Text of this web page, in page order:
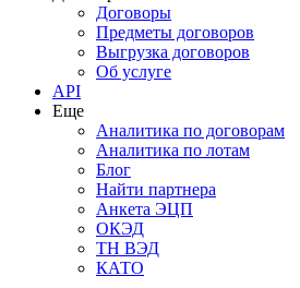
Договоры
Предметы договоров
Выгрузка договоров
Об услуге
API
Еще
Аналитика по договорам
Аналитика по лотам
Блог
Найти партнера
Анкета ЭЦП
ОКЭД
ТН ВЭД
КАТО